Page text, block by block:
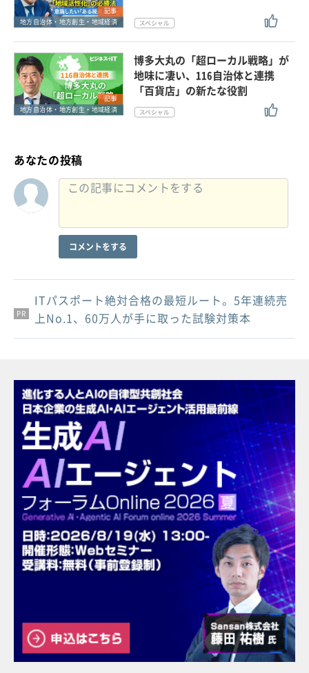
記事
地方自治体・地方創生・地域経済
記事
地方自治体・地方創生・地域経済
博多大丸の「超ローカル戦略」が
地味に凄い、116自治体と連携
「百貨店」の新たな役割
あなたの投稿
コメントをする
PR
PR
PR
ITパスポート絶対合格の最短ルート。5年連続売
上No.1、60万人が手に取った試験対策本